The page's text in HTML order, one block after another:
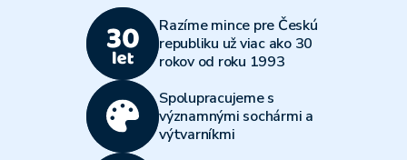
Razíme mince pre Českú
republiku už viac ako 30
rokov od roku 1993
Spolupracujeme s
významnými sochármi a
výtvarníkmi